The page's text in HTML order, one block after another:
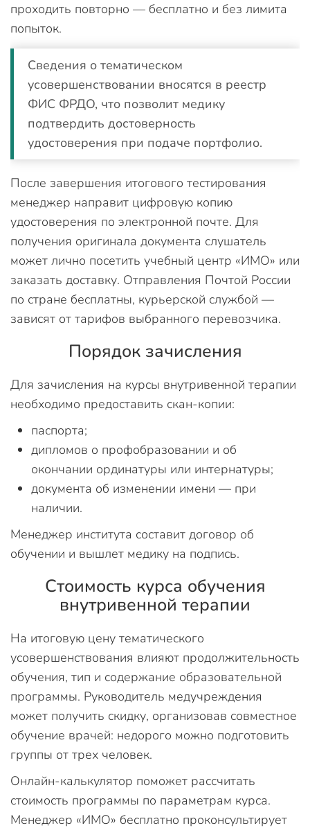
проходить повторно — бесплатно и без лимита
попыток.
Сведения о тематическом
усовершенствовании вносятся в реестр
ФИС ФРДО, что позволит медику
подтвердить достоверность
удостоверения при подаче портфолио.
После завершения итогового тестирования
менеджер направит цифровую копию
удостоверения по электронной почте. Для
получения оригинала документа слушатель
может лично посетить учебный центр «ИМО» или
заказать доставку. Отправления Почтой России
по стране бесплатны, курьерской службой —
зависят от тарифов выбранного перевозчика.
Порядок зачисления
Для зачисления на курсы внутривенной терапии
необходимо предоставить скан-копии:
паспорта;
дипломов о профобразовании и об
окончании ординатуры или интернатуры;
документа об изменении имени — при
наличии.
Менеджер института составит договор об
обучении и вышлет медику на подпись.
Стоимость курса обучения
внутривенной терапии
На итоговую цену тематического
усовершенствования влияют продолжительность
обучения, тип и содержание образовательной
программы. Руководитель медучреждения
может получить скидку, организовав совместное
обучение врачей: недорого можно подготовить
группы от трех человек.
Онлайн-калькулятор поможет рассчитать
стоимость программы по параметрам курса.
Менеджер «ИМО» бесплатно проконсультирует